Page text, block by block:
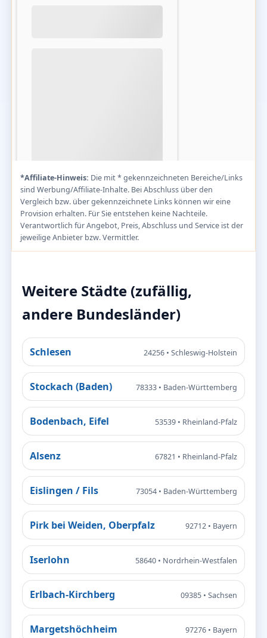
*Affiliate-Hinweis: Die mit * gekennzeichneten Bereiche/Links
sind Werbung/Affiliate-Inhalte. Bei Abschluss über den
Vergleich bzw. über gekennzeichnete Links können wir eine
Provision erhalten. Für Sie entstehen keine Nachteile.
Verantwortlich für Angebot, Preis, Abschluss und Service ist der
jeweilige Anbieter bzw. Vermittler.
Weitere Städte (zufällig,
andere Bundesländer)
Schlesen 24256 • Schleswig-Holstein
Stockach (Baden) 78333 • Baden-Württemberg
Bodenbach, Eifel 53539 • Rheinland-Pfalz
Alsenz 67821 • Rheinland-Pfalz
Eislingen / Fils 73054 • Baden-Württemberg
Pirk bei Weiden, Oberpfalz 92712 • Bayern
Iserlohn 58640 • Nordrhein-Westfalen
Erlbach-Kirchberg 09385 • Sachsen
Margetshöchheim 97276 • Bayern